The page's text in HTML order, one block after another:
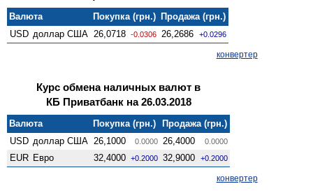
Валюта Покупка (грн.) Продажа (грн.)
USD доллар США 26,0718 -0.0306 26,2686 +0.0296
конвертер
Курс обмена наличных валют в
КБ Приватбанк на 26.03.2018
Валюта Покупка (грн.)
Продажа (грн.)
USD доллар США 26,1000 0.0000 26,4000 0.0000
EUR Евро 32,4000 +0.2000 32,9000 +0.2000
конвертер